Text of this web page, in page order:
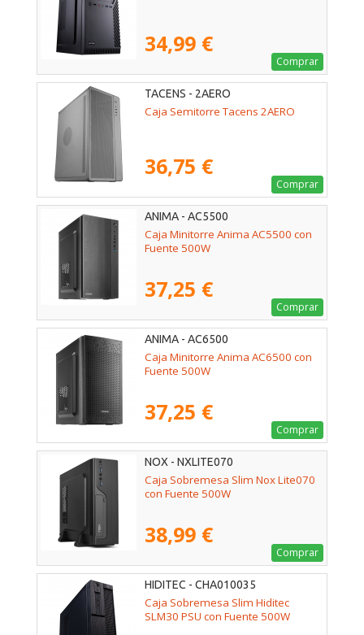
34,99 €
Comprar
TACENS - 2AERO
Caja Semitorre Tacens 2AERO
36,75 €
Comprar
ANIMA - AC5500
Caja Minitorre Anima AC5500 con
Fuente 500W
37,25 €
Comprar
ANIMA - AC6500
Caja Minitorre Anima AC6500 con
Fuente 500W
37,25 €
Comprar
NOX - NXLITE070
Caja Sobremesa Slim Nox Lite070
con Fuente 500W
38,99 €
Comprar
HIDITEC - CHA010035
Caja Sobremesa Slim Hiditec
SLM30 PSU con Fuente 500W